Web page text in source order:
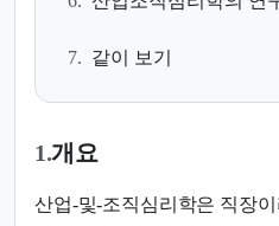
7. 같이 보기
1.개요
산업-및-조직심리학은 직장